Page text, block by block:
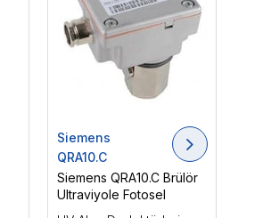
Siemens
QRA10.C
Siemens QRA10.C Brülör
Ultraviyole Fotosel